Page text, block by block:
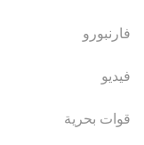
فارنبورو
فيديو
قوات بحرية